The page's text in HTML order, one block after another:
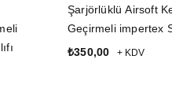
Şarjörlüklü Airsoft
Geçirmeli impertex
₺350,00 + KDV